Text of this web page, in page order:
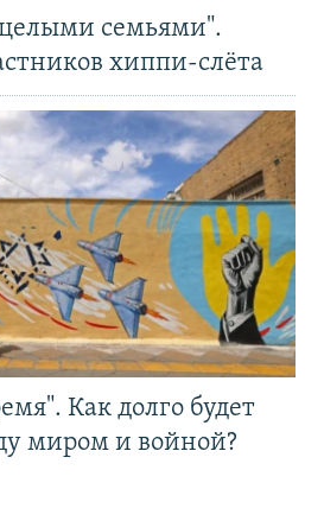
семьями".
хиппи-слёта
Как долго будет
миром и войной?